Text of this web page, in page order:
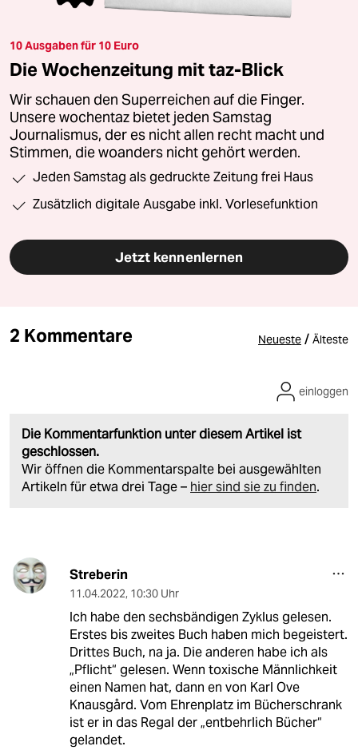
10 Ausgaben für 10 Euro
Die Wochenzeitung mit taz-Blick
Wir schauen den Superreichen auf die Finger.
Unsere wochentaz bietet jeden Samstag
Journalismus, der es nicht allen recht macht und
Stimmen, die woanders nicht gehört werden.
Jeden Samstag als gedruckte Zeitung frei Haus
Zusätzlich digitale Ausgabe inkl. Vorlesefunktion
Jetzt kennenlernen
2 Kommentare Neueste / Älteste
Die Kommentarfunktion unter diesem Artikel ist
geschlossen.
Wir öffnen die Kommentarspalte bei ausgewählten
Artikeln für etwa drei Tage – hier sind sie zu finden.
einloggen
Streberin
11.04.2022, 10:30 Uhr
Ich habe den sechsbändigen Zyklus gelesen.
Erstes bis zweites Buch haben mich begeistert.
Drittes Buch, na ja. Die anderen habe ich als
„Pflicht“ gelesen. Wenn toxische Männlichkeit
einen Namen hat, dann en von Karl Ove
Knausgård. Vom Ehrenplatz im Bücherschrank
ist er in das Regal der „entbehrlich Bücher“
gelandet.